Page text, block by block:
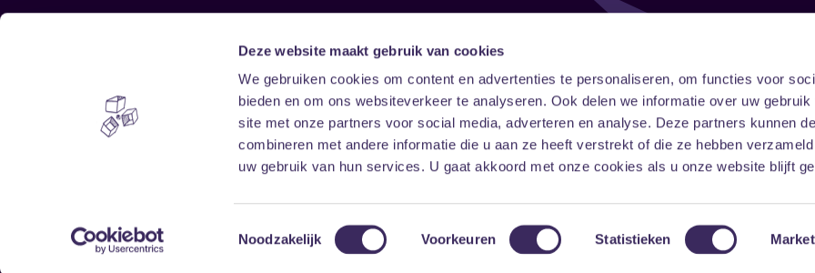
Deze website maakt gebruik van cookies
We gebruiken cookies om content en advertenties te personaliseren, om functies voor
bieden en om ons websiteverkeer te analyseren. Ook delen we informatie over uw gebruik
site met onze partners voor social media, adverteren en analyse. Deze partners kunnen
combineren met andere informatie die u aan ze heeft verstrekt of die ze hebben
uw gebruik van hun services. U gaat akkoord met onze cookies als u onze website blijft
Toestemmingsselectie
Noodzakelijk Voorkeuren Statistieken
Home
Vrijwilligers
Disclaimer
Toegankelijkheid
Privacy & cookies
Follow
FacebookInstagramLinkedIn
Onze